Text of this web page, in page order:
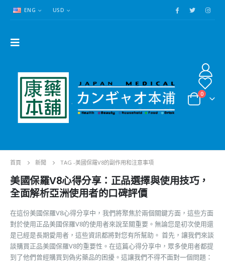
ENG USD
0
首頁 新聞 TAG -美國保羅V8的副作用和注意事項
美國保羅V8心得分享：正品選擇與使用技巧，
全面解析亞洲使用者的口碑評價
在這份美國保羅V8心得分享中，我們將聚焦於兩個關鍵方面，這些方面
對於使用正品美國保羅V8的使用者來說至關重要。無論您是初次使用還
是已經是長期愛用者，這些資訊都將對您有所幫助。 首先，讓我們來談
談購買正品美國保羅V8的重要性。在這篇心得分享中，眾多使用者都提
到了他們曾經購買到偽劣藥品的困擾。這讓我們不得不面對一個問題：